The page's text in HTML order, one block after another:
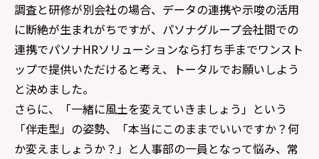
調査と研修が別会社の場合、データの連携や示唆の活用
に断絶が生まれがちですが、パソナグループ会社間での
連携でパソナHRソリューションなら打ち手までワンスト
ップで提供いただけると考え、トータルでお願いしよう
と決めました。
さらに、「一緒に風土を変えていきましょう」という
「伴走型」の姿勢、「本当にこのままでいいですか？何
か変えましょうか？」と人事部の一員となって悩み、常